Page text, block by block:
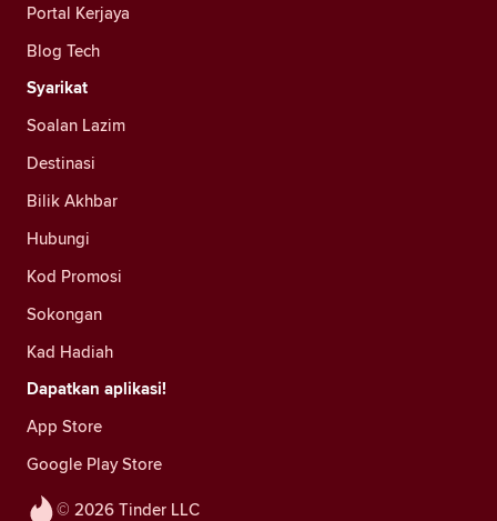
© 2026 Tinder LLC
Portal Kerjaya
Blog Tech
Syarikat
Soalan Lazim
Destinasi
Bilik Akhbar
Hubungi
Kod Promosi
Sokongan
Kad Hadiah
Dapatkan aplikasi!
App Store
Google Play Store